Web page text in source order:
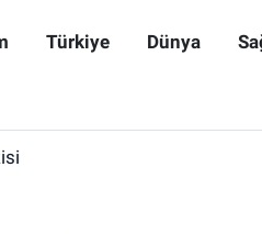
Türkiye Dünya